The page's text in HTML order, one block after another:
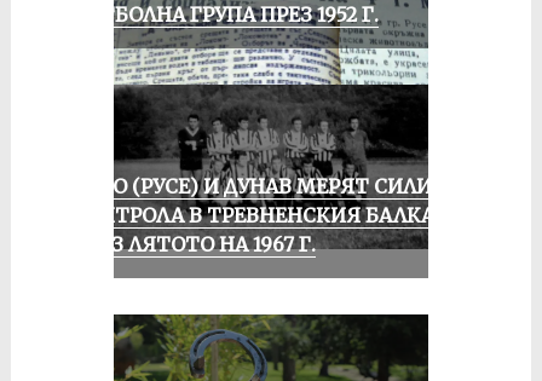
ФУТБОЛНА ГРУПА ПРЕЗ 1952 Г.
ЛОКО (РУСЕ) И ДУНАВ МЕРЯТ СИЛИ В
КОНТРОЛА В ТРЕВНЕНСКИЯ БАЛКАН
ПРЕЗ ЛЯТОТО НА 1967 Г.